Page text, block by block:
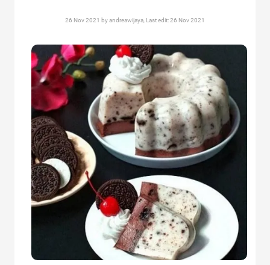
26 Nov 2021 by andreawijaya, Last edit: 26 Nov 2021